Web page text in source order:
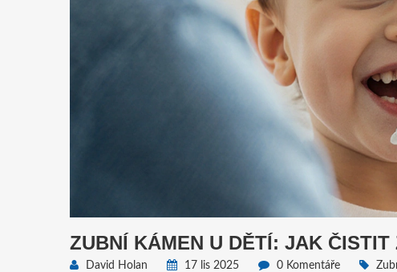
ZUBNÍ KÁMEN U DĚTÍ: JAK
David Holan 17 lis 2025 0 Komentáře